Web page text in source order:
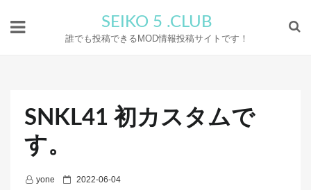
SEIKO 5 .CLUB
誰でも投稿できるMOD情報投稿サイトです！
SNKL41 初カスタムで
す。
yone
P 2022-06-04